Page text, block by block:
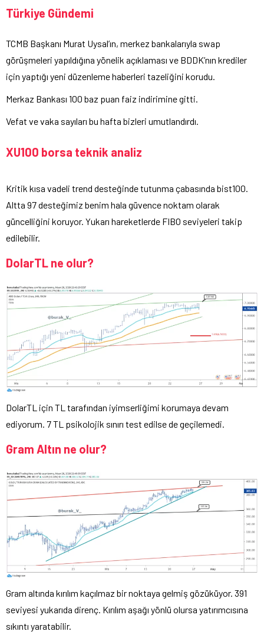
Türkiye Gündemi
TCMB Başkanı Murat Uysal’ın, merkez bankalarıyla swap
görüşmeleri yapıldığına yönelik açıklaması ve BDDK’nın krediler
için yaptığı yeni düzenleme haberleri tazeliğini korudu.
Merkaz Bankası 100 baz puan faiz indirimine gitti.
Vefat ve vaka sayıları bu hafta bizleri umutlandırdı.
XU100 borsa teknik analiz
Kritik kısa vadeli trend desteğinde tutunma çabasında bist100.
Altta 97 desteğimiz benim hala güvence noktam olarak
güncelliğini koruyor. Yukarı hareketlerde FIBO seviyeleri takip
edilebilir.
DolarTL ne olur?
DolarTL için TL tarafından iyimserliğimi korumaya devam
ediyorum. 7 TL psikolojik sınırı test edilse de geçilemedi.
Gram Altın ne olur?
Gram altında kırılım kaçılmaz bir noktaya gelmiş gözüküyor. 391
seviyesi yukarıda direnç. Kırılım aşağı yönlü olursa yatırımcısına
sıkıntı yaratabilir.